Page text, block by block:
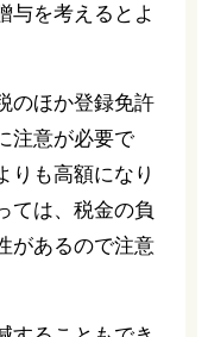
与を考えるとよ
のほか登録免許
注意が必要で
りも高額になり
ては、税金の負
があるので注意